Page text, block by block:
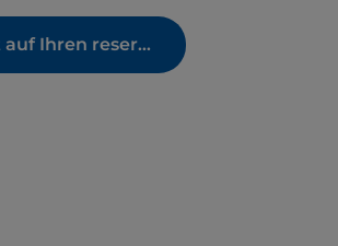
Greifen Sie jetzt auf Ihren reservierten Bereich zu